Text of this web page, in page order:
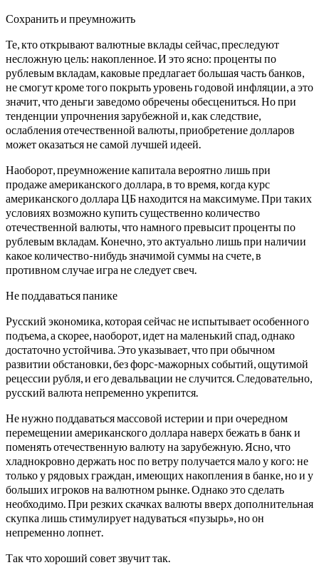
Сохранить и преумножить
Те, кто открывают валютные вклады сейчас, преследуют
несложную цель: накопленное. И это ясно: проценты по
рублевым вкладам, каковые предлагает большая часть банков,
не смогут кроме того покрыть уровень годовой инфляции, а это
значит, что деньги заведомо обречены обесцениться. Но при
тенденции упрочнения зарубежной и, как следствие,
ослабления отечественной валюты, приобретение долларов
может оказаться не самой лучшей идеей.
Наоборот, преумножение капитала вероятно лишь при
продаже американского доллара, в то время, когда курс
американского доллара ЦБ находится на максимуме. При таких
условиях возможно купить существенно количество
отечественной валюты, что намного превысит проценты по
рублевым вкладам. Конечно, это актуально лишь при наличии
какое количество-нибудь значимой суммы на счете, в
противном случае игра не следует свеч.
Не поддаваться панике
Русский экономика, которая сейчас не испытывает особенного
подъема, а скорее, наоборот, идет на маленький спад, однако
достаточно устойчива.Это указывает, что при обычном
развитии обстановки, без форс-мажорных событий, ощутимой
рецессии рубля, и его девальвации не случится. Следовательно,
русский валюта непременно укрепится.
Не нужно поддаваться массовой истерии и при очередном
перемещении американского доллара наверх бежать в банк и
поменять отечественную валюту на зарубежную. Ясно, что
хладнокровно держать нос по ветру получается мало у кого: не
только у рядовых граждан, имеющих накопления в банке, но и у
больших игроков на валютном рынке. Однако это сделать
необходимо. При резких скачках валюты вверх дополнительная
скупка лишь стимулирует надуваться «пузырь», но он
непременно лопнет.
Так что хороший совет звучит так.